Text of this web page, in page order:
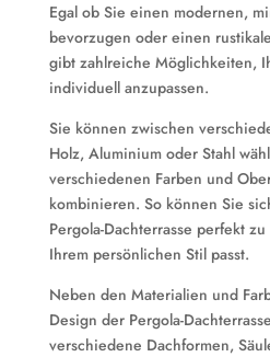
Egal ob Sie einen modernen,
bevorzugen oder einen
gibt zahlreiche Möglichkeiten,
individuell anzupassen.
Sie können zwischen
Holz, Aluminium oder Stahl
verschiedenen Farben und
kombinieren. So können Sie
Pergola-Dachterrasse perfekt
Ihrem persönlichen Stil passt.
Neben den Materialien und
Design der Pergola-
verschiedene Dachformen,